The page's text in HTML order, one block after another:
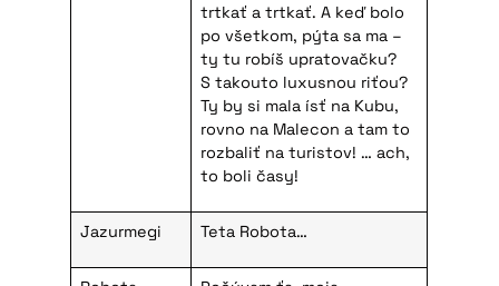
trtkať a trtkať. A keď bolo
po všetkom, pýta sa ma –
ty tu robíš upratovačku?
S takouto luxusnou riťou?
Ty by si mala ísť na Kubu,
rovno na Malecon a tam to
rozbaliť na turistov! … ach,
to boli časy!
Jazurmegi Teta Robota…